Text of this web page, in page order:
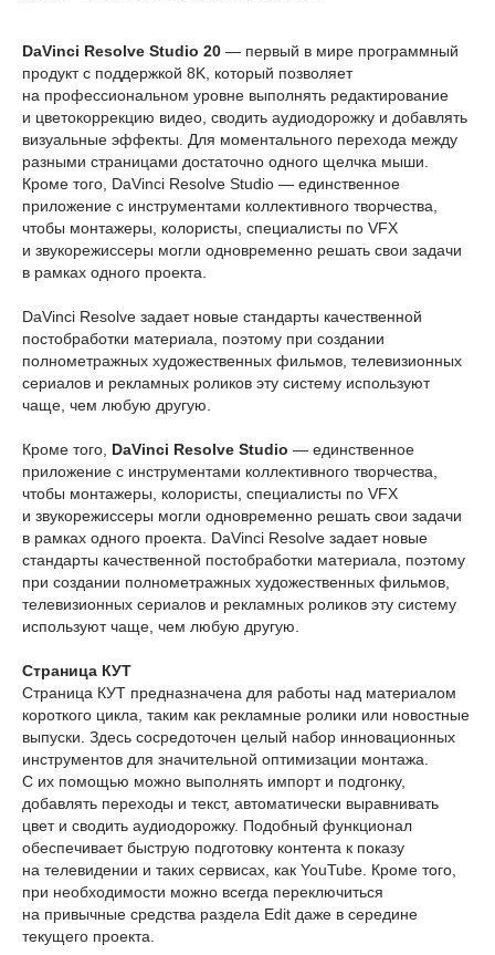
DaVinci Resolve Studio 20 — первый в мире программный
продукт с поддержкой 8K, который позволяет
на профессиональном уровне выполнять редактирование
и цветокоррекцию видео, сводить аудиодорожку и добавлять
визуальные эффекты. Для моментального перехода между
разными страницами достаточно одного щелчка мыши.
Кроме того, DaVinci Resolve Studio — единственное
приложение с инструментами коллективного творчества,
чтобы монтажеры, колористы, специалисты по VFX
и звукорежиссеры могли одновременно решать свои задачи
в рамках одного проекта.
DaVinci Resolve задает новые стандарты качественной
постобработки материала, поэтому при создании
полнометражных художественных фильмов, телевизионных
сериалов и рекламных роликов эту систему используют
чаще, чем любую другую.
Кроме того, DaVinci Resolve Studio — единственное
приложение с инструментами коллективного творчества,
чтобы монтажеры, колористы, специалисты по VFX
и звукорежиссеры могли одновременно решать свои задачи
в рамках одного проекта. DaVinci Resolve задает новые
стандарты качественной постобработки материала, поэтому
при создании полнометражных художественных фильмов,
телевизионных сериалов и рекламных роликов эту систему
используют чаще, чем любую другую.
Страница КУТ
Страница КУТ предназначена для работы над материалом
короткого цикла, таким как рекламные ролики или новостные
выпуски. Здесь сосредоточен целый набор инновационных
инструментов для значительной оптимизации монтажа.
С их помощью можно выполнять импорт и подгонку,
добавлять переходы и текст, автоматически выравнивать
цвет и сводить аудиодорожку. Подобный функционал
обеспечивает быструю подготовку контента к показу
на телевидении и таких сервисах, как YouTube. Кроме того,
при необходимости можно всегда переключиться
на привычные средства раздела Edit даже в середине
текущего проекта.